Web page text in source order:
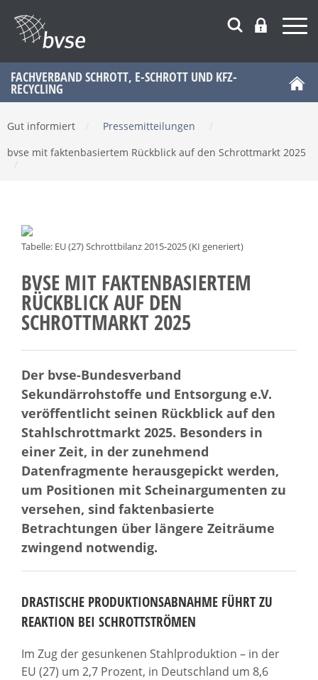
FACHVERBAND SCHROTT, E-SCHROTT UND KFZ-
RECYCLING
Gut informiert Pressemitteilungen
bvse mit faktenbasiertem Rückblick auf den Schrottmarkt 2025
Tabelle: EU (27) Schrottbilanz 2015-2025 (KI generiert)
BVSE MIT FAKTENBASIERTEM
RÜCKBLICK AUF DEN
SCHROTTMARKT 2025
Der bvse-Bundesverband
Sekundärrohstoffe und Entsorgung e.V.
veröffentlicht seinen Rückblick auf den
Stahlschrottmarkt 2025. Besonders in
einer Zeit, in der zunehmend
Datenfragmente herausgepickt werden,
um Positionen mit Scheinargumenten zu
versehen, sind faktenbasierte
Betrachtungen über längere Zeiträume
zwingend notwendig.
DRASTISCHE PRODUKTIONSABNAHME FÜHRT ZU
REAKTION BEI SCHROTTSTRÖMEN
Im Zug der gesunkenen Stahlproduktion – in der
EU (27) um 2,7 Prozent, in Deutschland um 8,6